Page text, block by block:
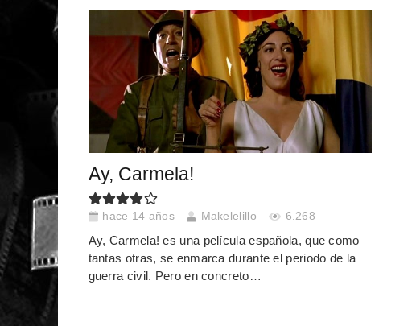
Ay, Carmela!
hace 14 años Makelelillo 6.268
Ay, Carmela! es una película española, que como
tantas otras, se enmarca durante el periodo de la
guerra civil. Pero en concreto…